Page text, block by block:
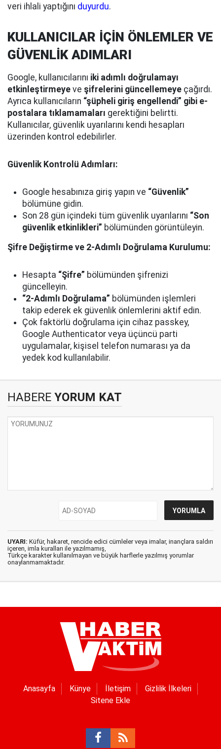
veri ihlali yaptığını duyurdu.
KULLANICILAR İÇİN ÖNLEMLER VE
GÜVENLİK ADIMLARI
Google, kullanıcılarını iki adımlı doğrulamayı
etkinleştirmeye ve şifrelerini güncellemeye çağırdı.
Ayrıca kullanıcıların “şüpheli giriş engellendi” gibi e-
postalara tıklamamaları gerektiğini belirtti.
Kullanıcılar, güvenlik uyarılarını kendi hesapları
üzerinden kontrol edebilirler.
Güvenlik Kontrolü Adımları:
Google hesabınıza giriş yapın ve “Güvenlik”
bölümüne gidin.
Son 28 gün içindeki tüm güvenlik uyarılarını “Son
güvenlik etkinlikleri” bölümünden görüntüleyin.
Şifre Değiştirme ve 2-Adımlı Doğrulama Kurulumu:
Hesapta “Şifre” bölümünden şifrenizi
güncelleyin.
“2-Adımlı Doğrulama” bölümünden işlemleri
takip ederek ek güvenlik önlemlerini aktif edin.
Çok faktörlü doğrulama için cihaz passkey,
Google Authenticator veya üçüncü parti
uygulamalar, kişisel telefon numarası ya da
yedek kod kullanılabilir.
HABERE YORUM KAT
UYARI: Küfür, hakaret, rencide edici cümleler veya imalar, inançlara saldırı
içeren, imla kuralları ile yazılmamış,
Türkçe karakter kullanılmayan ve büyük harflerle yazılmış yorumlar
onaylanmamaktadır.
Anasayfa Künye İletişim
Gizlilik İlkeleri
Sitene Ekle